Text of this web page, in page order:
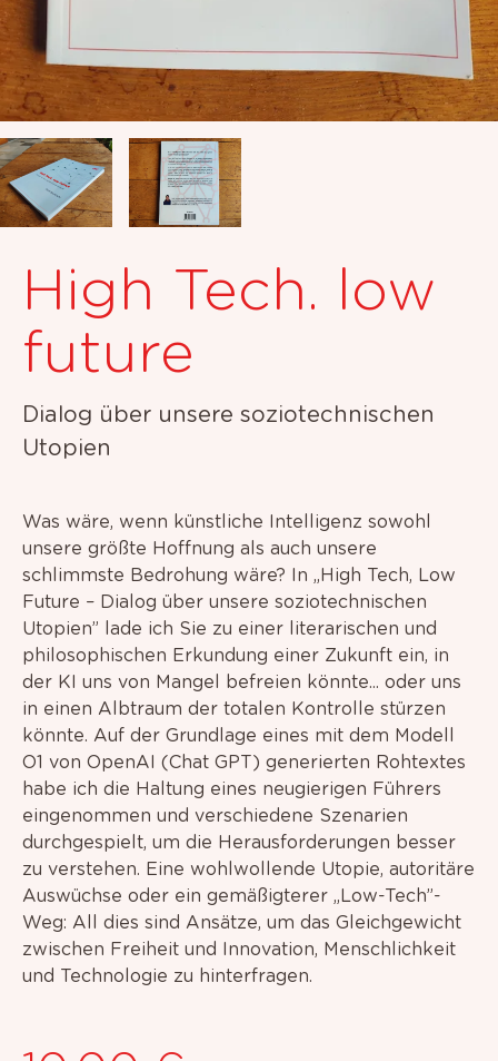
High Tech. low
future
Dialog über unsere soziotechnischen
Utopien
Was wäre, wenn künstliche Intelligenz sowohl
unsere größte Hoffnung als auch unsere
schlimmste Bedrohung wäre? In „High Tech, Low
Future – Dialog über unsere soziotechnischen
Utopien” lade ich Sie zu einer literarischen und
philosophischen Erkundung einer Zukunft ein, in
der KI uns von Mangel befreien könnte... oder uns
in einen Albtraum der totalen Kontrolle stürzen
könnte. Auf der Grundlage eines mit dem Modell
O1 von OpenAI (Chat GPT) generierten Rohtextes
habe ich die Haltung eines neugierigen Führers
eingenommen und verschiedene Szenarien
durchgespielt, um die Herausforderungen besser
zu verstehen. Eine wohlwollende Utopie, autoritäre
Auswüchse oder ein gemäßigterer „Low-Tech”-
Weg: All dies sind Ansätze, um das Gleichgewicht
zwischen Freiheit und Innovation, Menschlichkeit
und Technologie zu hinterfragen.